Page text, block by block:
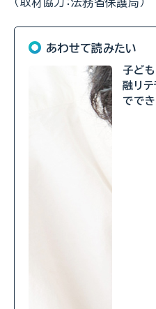
あわせて読みたい
子ど
融リ
ででき